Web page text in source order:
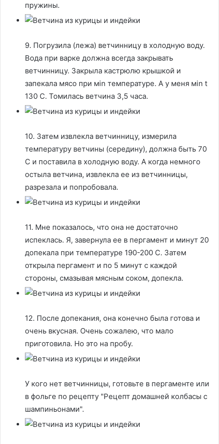
пружины.
9. Погрузила (лежа) ветчинницу в холодную воду.
Вода при варке должна всегда закрывать
ветчинницу. Закрыла кастрюлю крышкой и
запекала мясо при мin температуре. А у меня мin t
130 С. Томилась ветчина 3,5 часа.
10. Затем извлекла ветчинницу, измерила
температуру ветчины (середину), должна быть 70
С и поставила в холодную воду. А когда немного
остыла ветчина, извлекла ее из ветчинницы,
разрезала и попробовала.
11. Мне показалось, что она не достаточно
испеклась. Я, завернула ее в пергамент и минут 20
допекала при температуре 190-200 С. Затем
открыла пергамент и по 5 минут с каждой
стороны, смазывая мясным соком, допекла.
12. После допекания, она конечно была готова и
очень вкусная. Очень сожалею, что мало
приготовила. Но это на пробу.
У кого нет ветчинницы, готовьте в пергаменте или
в фольге по рецепту "Рецепт домашней колбасы с
шампиньонами".